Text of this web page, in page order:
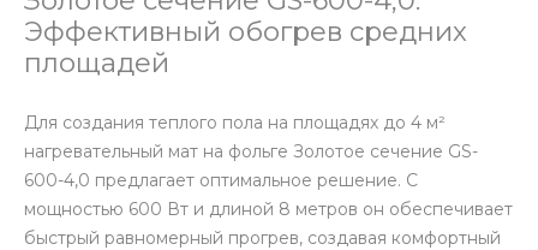
Эффективный обогрев средних
площадей
Для создания теплого пола на площадях до 4 м²
нагревательный мат на фольге Золотое сечение GS-
600-4,0 предлагает оптимальное решение. С
мощностью 600 Вт и длиной 8 метров он обеспечивает
быстрый равномерный прогрев, создавая комфортный